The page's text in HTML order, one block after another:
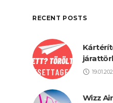
RECENT POSTS
Wizz